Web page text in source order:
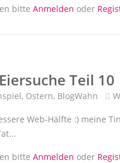
bitte Anmelden oder
Teil 10
, Ostern, BlogWahn
Web-Hälfte :) meine
Teil 10
bitte Anmelden oder